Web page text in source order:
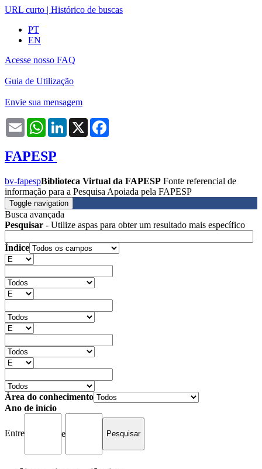
URL curto | Histórico de buscas
PT
EN
Acesse nosso FAQ
Guia de Utilização
Envie sua mensagem
Email WhatsAppLinkedIn
X
FAPESP
bv-fapespBiblioteca Virtual da FAPESP Fonte referencial de
informação para a Pesquisa Apoiada pela FAPESP
Toggle navigation
Busca avançada
Pesquisar - Utilize aspas para obter um resultado mais específico
Índice
Área do conhecimento
Ano de início
Entre e